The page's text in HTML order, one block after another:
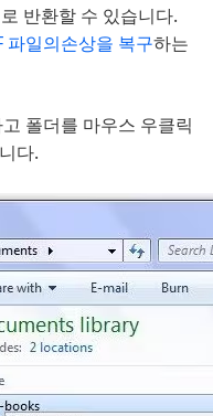
반환할 수 있습니다.
파일의손상을 복구하는
폴더를 마우스 우클릭
다.